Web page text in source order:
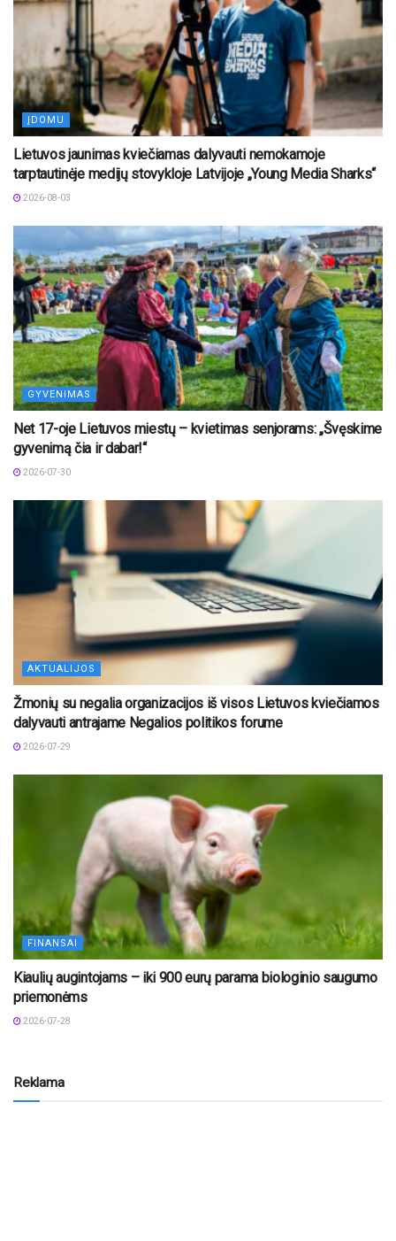
ĮDOMU
Lietuvos jaunimas kviečiamas dalyvauti nemokamoje
tarptautinėje medijų stovykloje Latvijoje „Young Media Sharks“
2026-08-03
GYVENIMAS
Net 17-oje Lietuvos miestų – kvietimas senjorams: „Švęskime
gyvenimą čia ir dabar!“
2026-07-30
AKTUALIJOS
Žmonių su negalia organizacijos iš visos Lietuvos kviečiamos
dalyvauti antrajame Negalios politikos forume
2026-07-29
FINANSAI
Kiaulių augintojams – iki 900 eurų parama biologinio saugumo
priemonėms
2026-07-28
Reklama